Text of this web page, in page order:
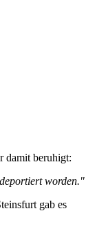
damit beruhigt:
worden."
gab es